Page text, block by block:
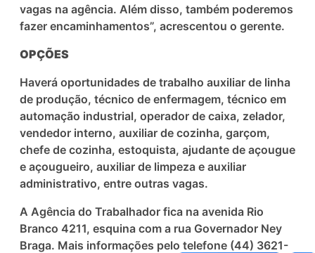
vagas na agência. Além disso, também poderemos
fazer encaminhamentos”, acrescentou o gerente.
OPÇÕES
Haverá oportunidades de trabalho auxiliar de linha
de produção, técnico de enfermagem, técnico em
automação industrial, operador de caixa, zelador,
vendedor interno, auxiliar de cozinha, garçom,
chefe de cozinha, estoquista, ajudante de açougue
e açougueiro, auxiliar de limpeza e auxiliar
administrativo, entre outras vagas.
A Agência do Trabalhador fica na avenida Rio
Branco 4211, esquina com a rua Governador Ney
Braga. Mais informações pelo telefone (44) 3621-